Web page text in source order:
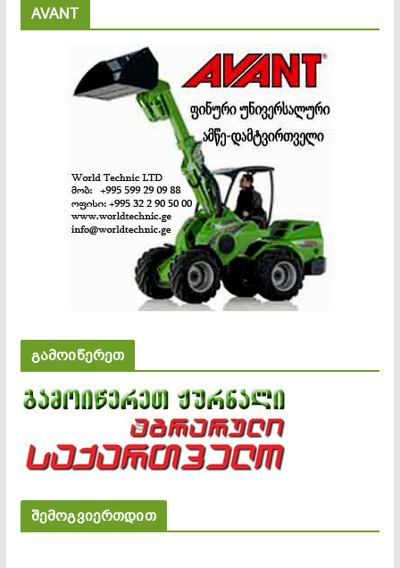
AVANT
გამოიწერეთ
შემოგვიერთდით